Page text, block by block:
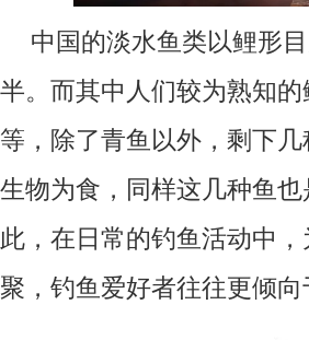
中国的淡水鱼类以鲤形
半。而其中人们较为熟知
等，除了青鱼以外，剩下
生物为食，同样这几种鱼
此，在日常的钓鱼活动中
聚，钓鱼爱好者往往更倾向